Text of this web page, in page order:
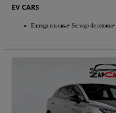
EV CARS
Entrega em casa Serviço de retoma